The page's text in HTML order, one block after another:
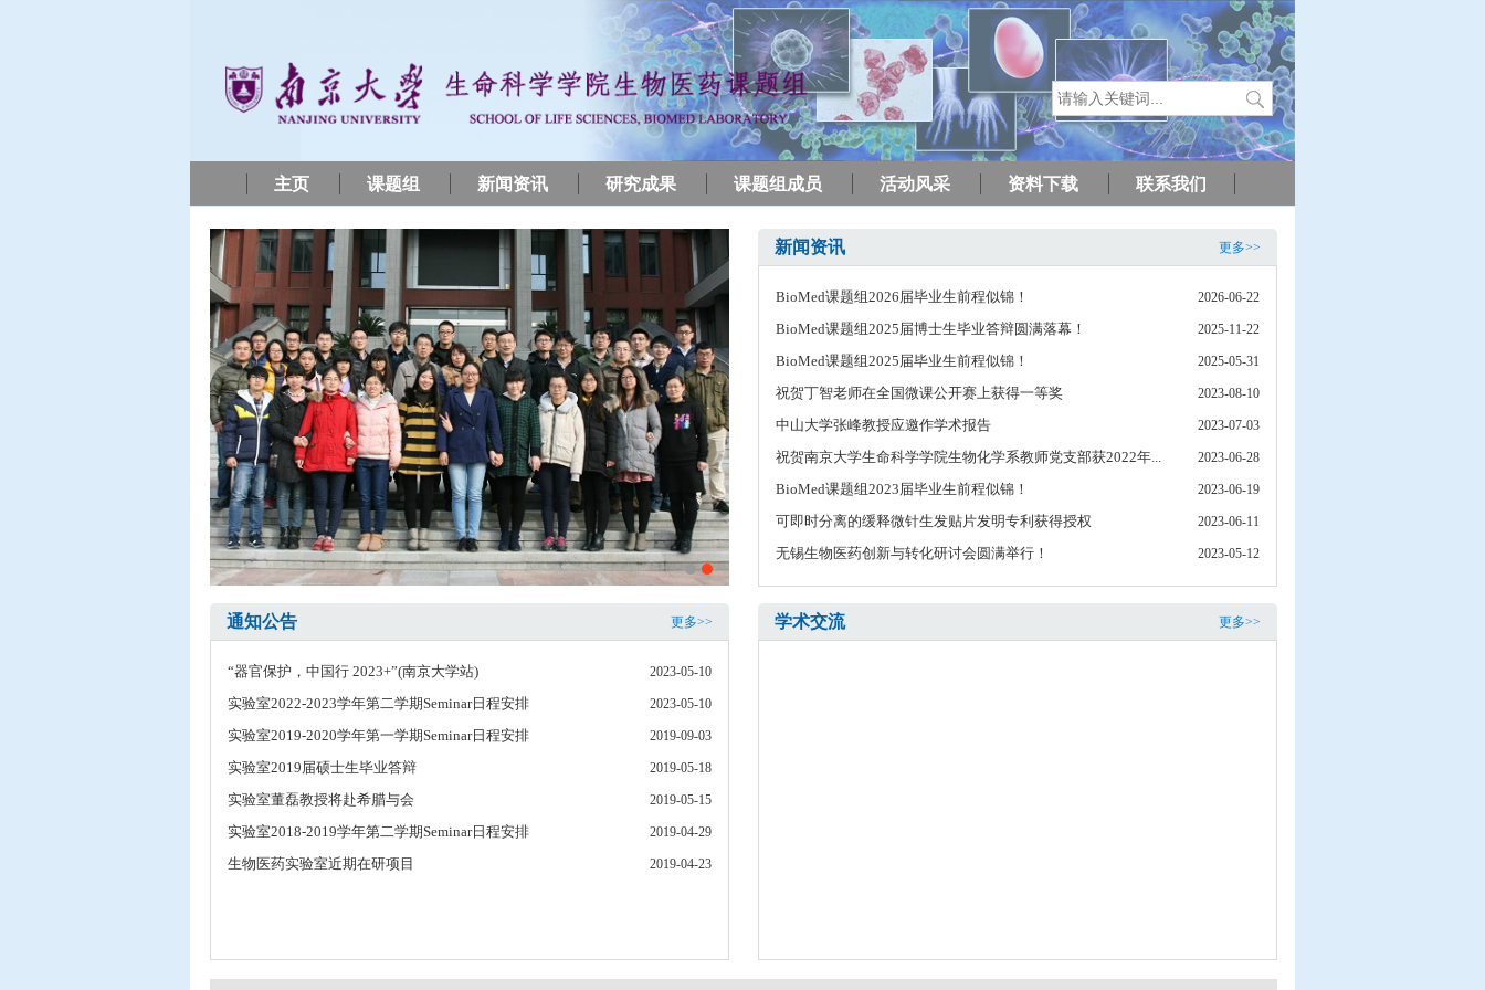
主页 课题组 新闻资讯 研究成果 课题组成员 活动风采 资料下载 联系我们
新闻资讯 更多>>
BioMed课题组2026届毕业生前程似锦！ 2026-06-22
BioMed课题组2025届博士生毕业答辩圆满落幕！ 2025-11-22
BioMed课题组2025届毕业生前程似锦！ 2025-05-31
祝贺丁智老师在全国微课公开赛上获得一等奖 2023-08-10
中山大学张峰教授应邀作学术报告 2023-07-03
祝贺南京大学生命科学学院生物化学系教师党支部获2022年... 2023-06-28
BioMed课题组2023届毕业生前程似锦！ 2023-06-19
可即时分离的缓释微针生发贴片发明专利获得授权 2023-06-11
无锡生物医药创新与转化研讨会圆满举行！ 2023-05-12
通知公告 更多>>
“器官保护，中国行 2023+”(南京大学站) 2023-05-10
实验室2022-2023学年第二学期Seminar日程安排 2023-05-10
实验室2019-2020学年第一学期Seminar日程安排 2019-09-03
实验室2019届硕士生毕业答辩 2019-05-18
实验室董磊教授将赴希腊与会 2019-05-15
实验室2018-2019学年第二学期Seminar日程安排 2019-04-29
生物医药实验室近期在研项目 2019-04-23
学术交流 更多>>